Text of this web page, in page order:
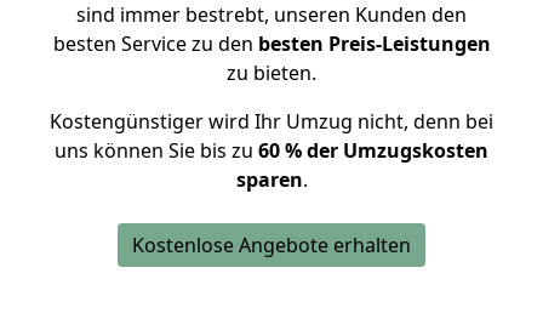
sind immer bestrebt, unseren Kunden den
besten Service zu den besten Preis-Leistungen
zu bieten.
Kostengünstiger wird Ihr Umzug nicht, denn bei
uns können Sie bis zu 60 % der Umzugskosten
sparen.
Kostenlose Angebote erhalten